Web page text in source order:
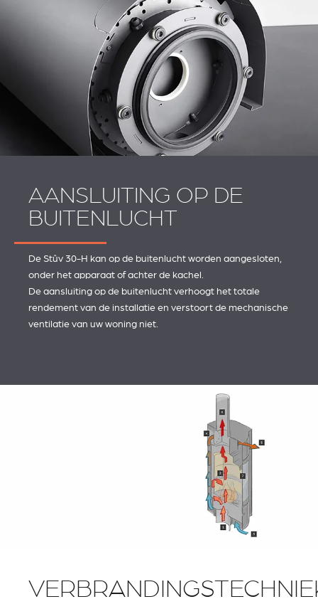
AANSLUITING OP DE
BUITENLUCHT
De Stûv 30-H kan op de buitenlucht worden aangesloten,
onder het apparaat of achter de kachel.
De aansluiting op de buitenlucht verhoogt het totale
rendement van de installatie en verstoort de mechanische
ventilatie van uw woning niet.